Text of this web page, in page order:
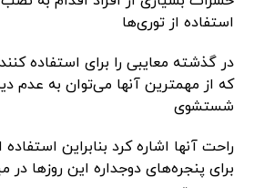
استفاده از توری‌ها
در گذشته معایبی را برای استفاده
که از مهمترین آنها می‌توان به عدم
شستشوی
راحت آنها اشاره کرد بنابراین
برای پنجره‌های دوجداره این روزها در